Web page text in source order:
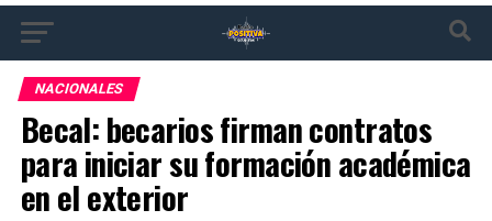
NACIONALES
Becal: becarios firman contratos
para iniciar su formación académica
en el exterior